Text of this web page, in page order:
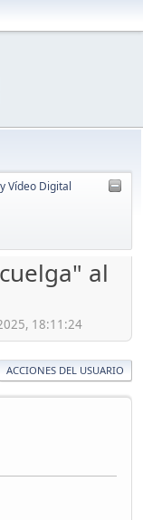
Vídeo Digital
al
18:11:24
ACCIONES DEL USUARIO